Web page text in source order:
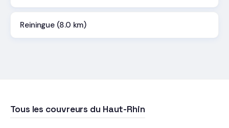
Reiningue (8.0 km)
Tous les couvreurs du Haut-Rhin